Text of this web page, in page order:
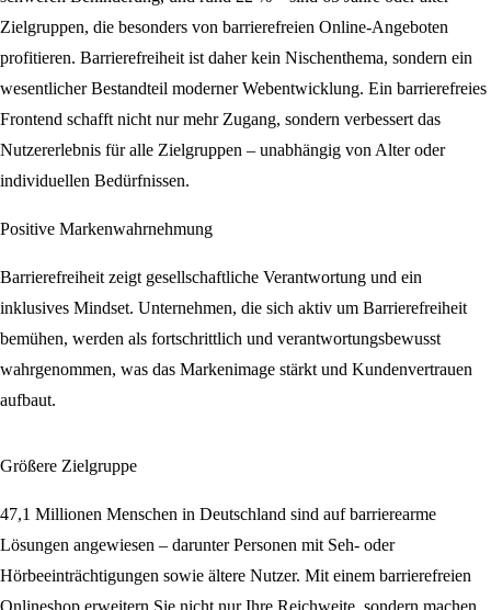
Zielgruppen, die besonders von barrierefreien Online-Angeboten
profitieren. Barrierefreiheit ist daher kein Nischenthema, sondern ein
wesentlicher Bestandteil moderner Webentwicklung. Ein barrierefreies
Frontend schafft nicht nur mehr Zugang, sondern verbessert das
Nutzererlebnis für alle Zielgruppen – unabhängig von Alter oder
individuellen Bedürfnissen.
Positive Markenwahrnehmung
Barrierefreiheit zeigt gesellschaftliche Verantwortung und ein
inklusives Mindset. Unternehmen, die sich aktiv um Barrierefreiheit
bemühen, werden als fortschrittlich und verantwortungsbewusst
wahrgenommen, was das Markenimage stärkt und Kundenvertrauen
aufbaut.
Größere Zielgruppe
47,1 Millionen Menschen in Deutschland sind auf barrierearme
Lösungen angewiesen – darunter Personen mit Seh- oder
Hörbeeinträchtigungen sowie ältere Nutzer. Mit einem barrierefreien
Onlineshop erweitern Sie nicht nur Ihre Reichweite, sondern machen